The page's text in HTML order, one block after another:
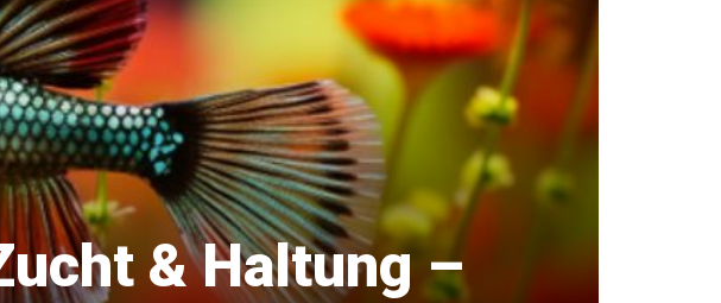
& Haltung –